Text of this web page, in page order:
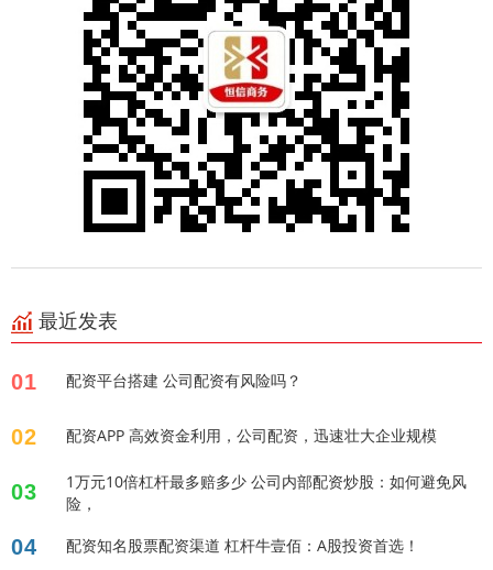
最近发表
01 配资平台搭建 公司配资有风险吗？
02 配资APP 高效资金利用，公司配资，迅速壮大企业规模
03
1万元10倍杠杆最多赔多少 公司内部配资炒股：如何避免风
险，
04 配资知名股票配资渠道 杠杆牛壹佰：A股投资首选！